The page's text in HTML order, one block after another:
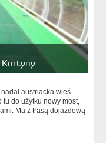
Kurtyny
austriacka wieś
tu do użytku nowy most,
Ma z trasą dojazdową